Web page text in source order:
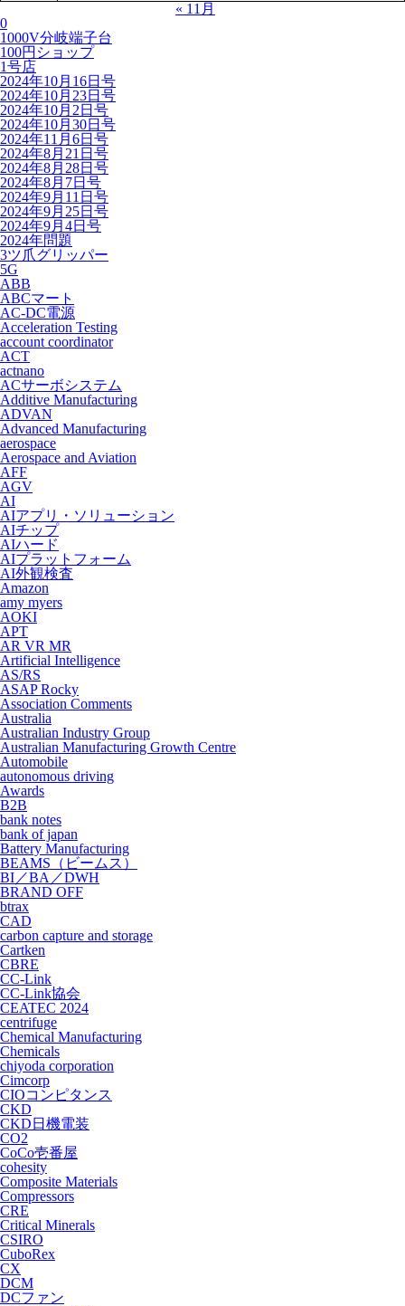
« 11月
0
1000V分岐端子台
100円ショップ
1号店
2024年10月16日号
2024年10月23日号
2024年10月2日号
2024年10月30日号
2024年11月6日号
2024年8月21日号
2024年8月28日号
2024年8月7日号
2024年9月11日号
2024年9月25日号
2024年9月4日号
2024年問題
3ツ爪グリッパー
5G
ABB
ABCマート
AC-DC電源
Acceleration Testing
account coordinator
ACT
actnano
ACサーボシステム
Additive Manufacturing
ADVAN
Advanced Manufacturing
aerospace
Aerospace and Aviation
AFF
AGV
AI
AIアプリ・ソリューション
AIチップ
AIハード
AIプラットフォーム
AI外観検査
Amazon
amy myers
AOKI
APT
AR VR MR
Artificial Intelligence
AS/RS
ASAP Rocky
Association Comments
Australia
Australian Industry Group
Australian Manufacturing Growth Centre
Automobile
autonomous driving
Awards
B2B
bank notes
bank of japan
Battery Manufacturing
BEAMS（ビームス）
BI／BA／DWH
BRAND OFF
btrax
CAD
carbon capture and storage
Cartken
CBRE
CC-Link
CC-Link協会
CEATEC 2024
centrifuge
Chemical Manufacturing
Chemicals
chiyoda corporation
Cimcorp
CIOコンピタンス
CKD
CKD日機電装
CO2
CoCo壱番屋
cohesity
Composite Materials
Compressors
CRE
Critical Minerals
CSIRO
CuboRex
CX
DCM
DCファン